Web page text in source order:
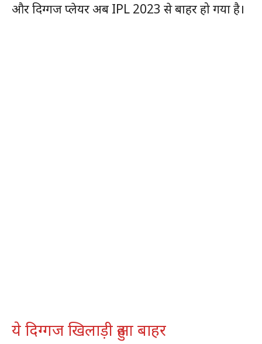
और दिग्गज प्लेयर अब IPL 2023 से बाहर हो गया है।
ये दिग्गज खिलाड़ी हुआ बाहर